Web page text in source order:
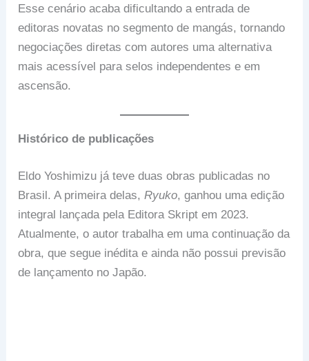
Esse cenário acaba dificultando a entrada de
editoras novatas no segmento de mangás, tornando
negociações diretas com autores uma alternativa
mais acessível para selos independentes e em
ascensão.
Histórico de publicações
Eldo Yoshimizu já teve duas obras publicadas no
Brasil. A primeira delas,Ryuko, ganhou uma edição
integral lançada pela Editora Skript em 2023.
Atualmente, o autor trabalha em uma continuação da
obra, que segue inédita e ainda não possui previsão
de lançamento no Japão.